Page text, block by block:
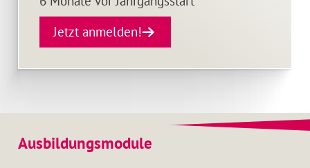
Jetzt anmelden!
Ausbildungsmodule